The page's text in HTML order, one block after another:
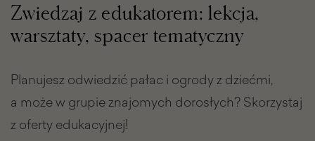
Zwiedzaj z edukatorem: lekcja,
warsztaty, spacer tematyczny
Planujesz odwiedzić pałac i ogrody z dziećmi,
a może w grupie znajomych dorosłych? Skorzystaj
z oferty edukacyjnej!